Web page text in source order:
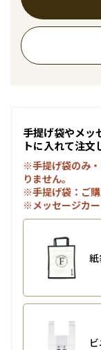
手提げ袋やメッ
トに入れて注文
※手提げ袋のみ
りません。
※手提げ袋：ご
※メッセージカ